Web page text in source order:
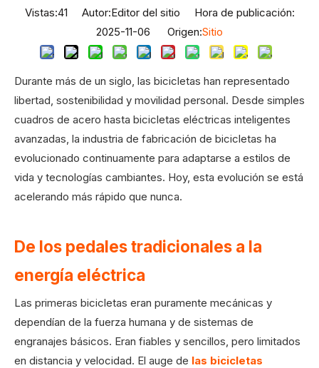
Vistas:41 Autor:Editor del sitio Hora de publicación:
2025-11-06 Origen:Sitio
Durante más de un siglo, las bicicletas han representado
libertad, sostenibilidad y movilidad personal. Desde simples
cuadros de acero hasta bicicletas eléctricas inteligentes
avanzadas, la industria de fabricación de bicicletas ha
evolucionado continuamente para adaptarse a estilos de
vida y tecnologías cambiantes. Hoy, esta evolución se está
acelerando más rápido que nunca.
De los pedales tradicionales a la
energía eléctrica
Las primeras bicicletas eran puramente mecánicas y
dependían de la fuerza humana y de sistemas de
engranajes básicos. Eran fiables y sencillos, pero limitados
en distancia y velocidad. El auge de las bicicletas